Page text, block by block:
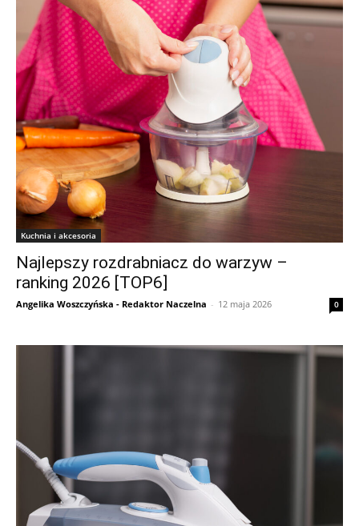
Kuchnia i akcesoria
Najlepszy rozdrabniacz do warzyw –
ranking 2026 [TOP6]
Angelika Woszczyńska - Redaktor Naczelna - 12 maja 2026 0